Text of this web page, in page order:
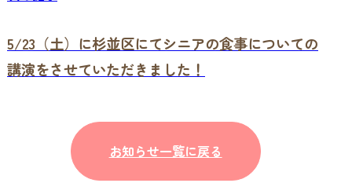
5/23（土）に杉並区にてシニアの食事についての
講演をさせていただきました！
お知らせ一覧に戻る